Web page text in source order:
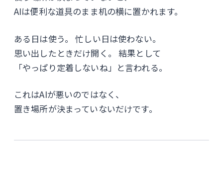
AIは便利な道具のまま机の横に置かれます。
ある日は使う。 忙しい日は使わない。
思い出したときだけ開く。 結果として
「やっぱり定着しないね」と言われる。
これはAIが悪いのではなく、
置き場所が決まっていないだけです。